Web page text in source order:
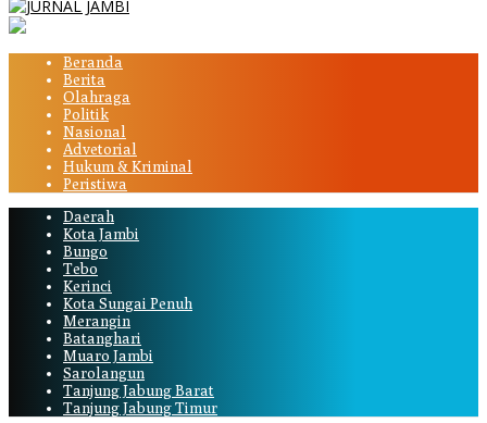
Beranda
Berita
Olahraga
Politik
Nasional
Advetorial
Hukum & Kriminal
Peristiwa
Daerah
Kota Jambi
Bungo
Tebo
Kerinci
Kota Sungai Penuh
Merangin
Batanghari
Muaro Jambi
Sarolangun
Tanjung Jabung Barat
Tanjung Jabung Timur